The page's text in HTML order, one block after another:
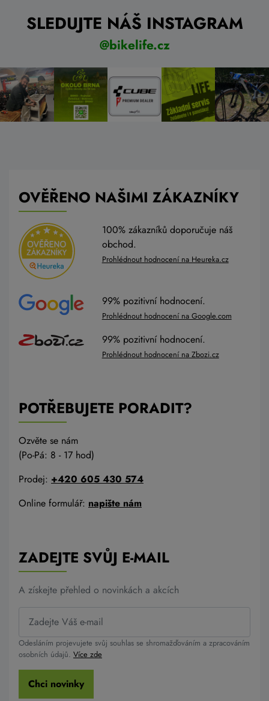
SLEDUJTE NÁŠ INSTAGRAM
@bikelife.cz
OVĚŘENO NAŠIMI ZÁKAZNÍKY
100% zákazníků doporučuje náš
obchod.
Prohlédnout hodnocení na Heureka.cz
99% pozitivní hodnocení.
Prohlédnout hodnocení na Google.com
99% pozitivní hodnocení.
Prohlédnout hodnocení na Zbozi.cz
POTŘEBUJETE PORADIT?
Ozvěte se nám
(Po-Pá: 8 - 17 hod)
Prodej: +420 605 430 574
Online formulář: napište nám
ZADEJTE SVŮJ E-MAIL
A získejte přehled o novinkách a akcích
Odesláním projevujete svůj souhlas se shromažďováním a zpracováním
osobních údajů. Více zde
Chci novinky